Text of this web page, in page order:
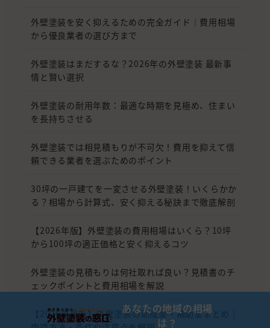
外壁塗装を安く抑えるための完全ガイド｜費用相場
から優良業者の選び方まで
外壁塗装はまだするな？2026年の外壁塗装 最新事
情と賢い選択
外壁塗装の耐用年数：最適な時期を見極め、住まい
を長持ちさせる
外壁塗装では相見積もりが不可欠！費用を抑えて信
頼できる業者を選ぶためのポイント
30坪の一戸建てを一変させる外壁塗装！いくらかか
る？相場から計算式、安く抑える秘訣まで徹底解剖
【2026年版】外壁塗装の費用相場はいくら？10坪
から100坪の適正価格と安く抑えるコツ
外壁塗装の見積もりは何社取れば良い？見積書のチ
ェックポイントと費用相場を解説
【2026年最新】外壁塗装の助成金・補助金まとめ｜
あなたの地域の相場
は？